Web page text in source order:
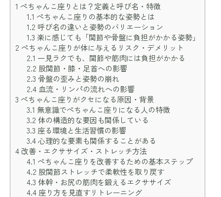
1 ぺちゃんこ座りとは？定義と呼び名・特徴
1.1 ぺちゃんこ座りの基本的な姿勢とは
1.2 呼び名の違いと姿勢のバリエーション
1.3 楽に感じても「関節や骨盤に負担がかかる姿勢」
2 ぺちゃんこ座りが体に与えるリスク・デメリット
2.1 一見ラクでも、関節や筋肉には負担がかかる
2.2 股関節・膝・足首への影響
2.3 骨盤の歪みと姿勢の崩れ
2.4血流・リンパの流れへの影響
3 ぺちゃんこ座りがクセになる原因・背景
3.1 無意識でぺちゃんこ座りになる人の特徴
3.2 体の構造的な要因も関係している
3.3 座る環境と生活習慣の影響
3.4心理的な要素も関係することがある
4改善・エクササイズ・ストレッチ方法
4.1 ぺちゃんこ座りを改善するための基本ステップ
4.2 股関節ストレッチで柔軟性を取り戻す
4.3 体幹・お尻の筋肉を鍛えるエクササイズ
4.4座り方を見直すリトレーニング